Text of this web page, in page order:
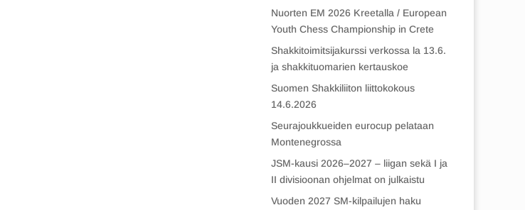
Nuorten EM 2026 Kreetalla / European
Youth Chess Championship in Crete
Shakkitoimitsijakurssi verkossa la 13.6.
ja shakkituomarien kertauskoe
Suomen Shakkiliiton liittokokous
14.6.2026
Seurajoukkueiden eurocup pelataan
Montenegrossa
JSM-kausi 2026–2027 – liigan sekä I ja
II divisioonan ohjelmat on julkaistu
Vuoden 2027 SM-kilpailujen haku